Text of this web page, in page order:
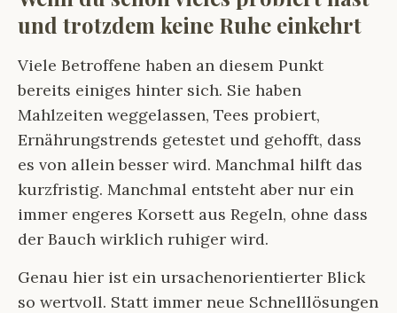
und trotzdem keine Ruhe einkehrt
Viele Betroffene haben an diesem Punkt
bereits einiges hinter sich. Sie haben
Mahlzeiten weggelassen, Tees probiert,
Ernährungstrends getestet und gehofft, dass
es von allein besser wird. Manchmal hilft das
kurzfristig. Manchmal entsteht aber nur ein
immer engeres Korsett aus Regeln, ohne dass
der Bauch wirklich ruhiger wird.
Genau hier ist ein ursachenorientierter Blick
so wertvoll. Statt immer neue Schnelllösungen